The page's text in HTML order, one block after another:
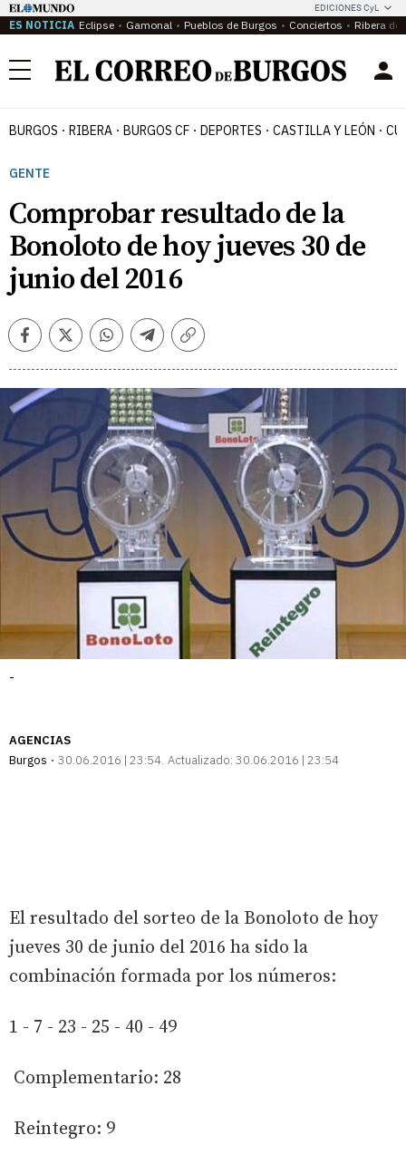
EDICIONES CyL
ES NOTICIA Eclipse Gamonal Pueblos de Burgos Conciertos Ribera del
Menú
BURGOS RIBERA BURGOS CF DEPORTES CASTILLA Y LEÓN
GENTE
Comprobar resultado de la
Bonoloto de hoy jueves 30 de
junio del 2016
FacebookTwitterWhatsappTelegramCopiar
-
AGENCIAS
Burgos
30.06.2016 | 23:54 Actualizado: 30.06.2016 | 23:54
El resultado del sorteo de la Bonoloto de hoy
jueves 30 de junio del 2016 ha sido la
combinación formada por los números:
1 - 7 - 23 - 25 - 40 - 49
Complementario: 28
Reintegro: 9